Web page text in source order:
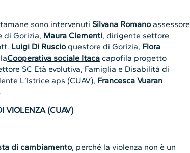
sono intervenuti Silvana Romanoassessore
di Gorizia, Maura Clementi, dirigente settore
Luigi Di Ruscioquestore di Gorizia, Flora
Cooperativa sociale Itaca capofila progetto
SC Età evolutiva, Famiglia e Disabilità di
L’Istrice aps (CUAV), Francesca Vuaran
VIOLENZA (CUAV)
di cambiamento, perché la violenza non è un